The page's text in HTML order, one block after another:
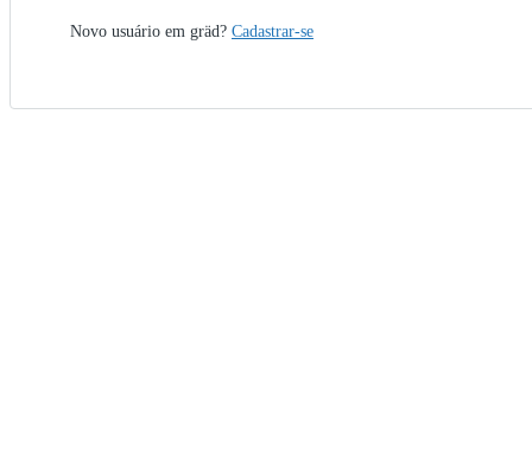
Novo usuário em gräd? Cadastrar-se